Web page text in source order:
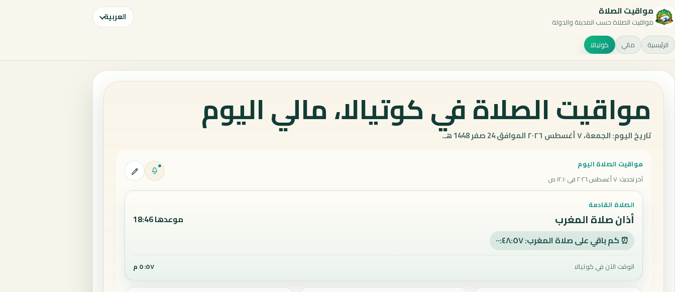
مواقيت الصلاة
مواقيت الصلاة حسب المدينة والدولة العربية
الرئيسية مالي كوتيالا
مواقيت الصلاة في كوتيالا، مالي اليوم
تاريخ اليوم: الجمعة، ٧ أغسطس ٢٠٢٦ الموافق 24 صفر 1448 هـ.
مواقيت الصلاة اليوم
آخر تحديث:٧ أغسطس ٢٠٢٦ في ١٢:١٠ ص
الصلاة القادمة
أذان صلاة المغرب موعدها 18:46
⏰ كم باقي على صلاة المغرب: ٠٠:٤٨:٥٦
الوقت الآن في كوتيالا ٥:٥٧ م